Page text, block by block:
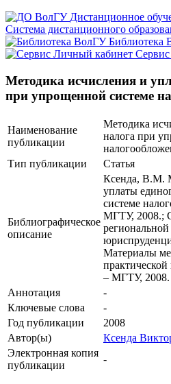
Дистанционное
Система дистанционного
Библиотека
Методика исчисления и
при упрощенной системе
Наименование
публикации
Методика
налога при
Тип публикации
Статья
Библиографическое
описание
Ксенда, В.М.
уплаты
системе
МГТУ, 2008.;
Материалы
– МГТУ, 2008.
Аннотация
-
Ключевые cлова
-
Год публикации
2008
Автор(ы)
Ксенда
Электронная копия
публикации
-